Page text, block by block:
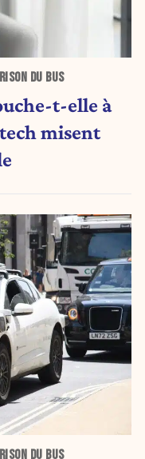
DU BUS
t-elle à
tech misent
DU BUS